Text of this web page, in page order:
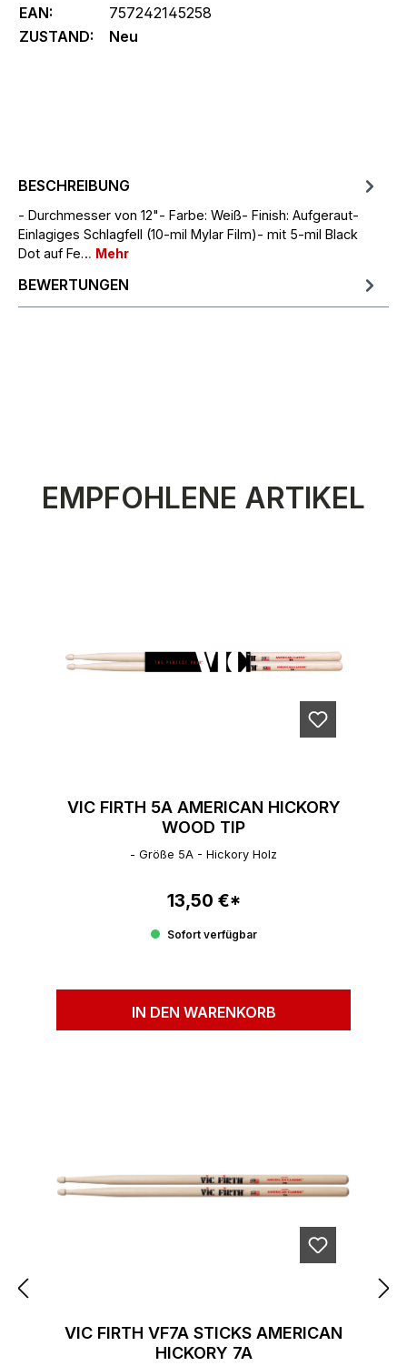
EAN:
757242145258
ZUSTAND:
Neu
BESCHREIBUNG
- Durchmesser von 12"- Farbe: Weiß- Finish: Aufgeraut-
Einlagiges Schlagfell (10-mil Mylar Film)- mit 5-mil Black
Dot auf Fe… Mehr
BEWERTUNGEN
Produktgalerie überspringen
EMPFOHLENE ARTIKEL
VIC FIRTH 5A AMERICAN HICKORY
WOOD TIP
- Größe 5A - Hickory Holz
Regulärer Preis:
13,50 €*
Sofort verfügbar
IN DEN WARENKORB
VIC FIRTH VF7A STICKS AMERICAN
HICKORY 7A